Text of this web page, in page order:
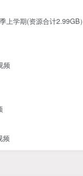
上学期(资源合计2.99GB）
频
频